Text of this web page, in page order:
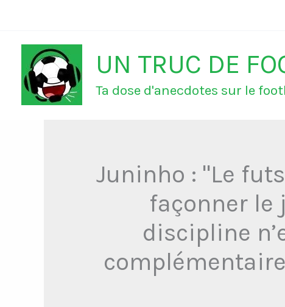
contenu
UN TRUC DE
Ta dose d'anecdotes sur le
Juninho : "Le
façonner le
discipline